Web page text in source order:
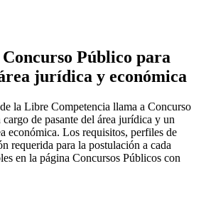
Público para
jurídica y económica
la Libre Competencia llama a Concurso
de pasante del área jurídica y un
económica. Los requisitos, perfiles de
requerida para la postulación a cada
en la página Concursos Públicos con